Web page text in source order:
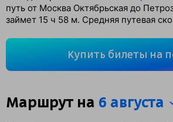
путь от Москва Октябрьская до
займет 15 ч 58 м. Средняя путевая
Вы проедете 922 км. На этом
остановок. Самая продолжительная
на станции Свирь — 39 минут.
Купить билеты на
Маршрут на 6 августа